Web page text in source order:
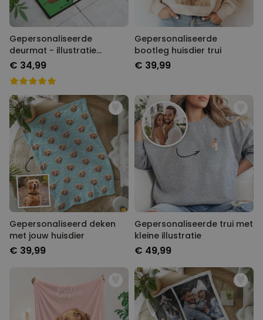
Gepersonaliseerde
deurmat - illustratie
stripfiguur familie
€ 34,99
Gepersonaliseerde
bootleg huisdier trui
€ 39,99
Gepersonaliseerd deken
met jouw huisdier
€ 39,99
Gepersonaliseerde trui met
kleine illustratie
€ 49,99